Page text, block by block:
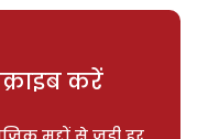
करें